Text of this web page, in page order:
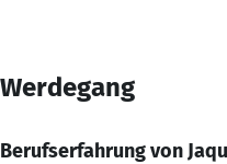
Werdegang
Berufserfahrung von